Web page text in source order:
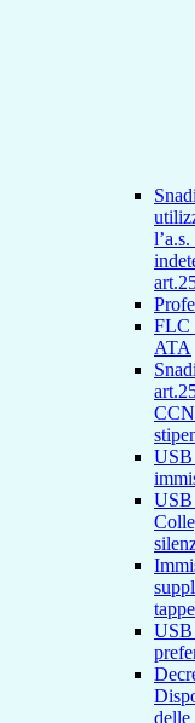
FLC
ATA
USB
USB
USB
delle